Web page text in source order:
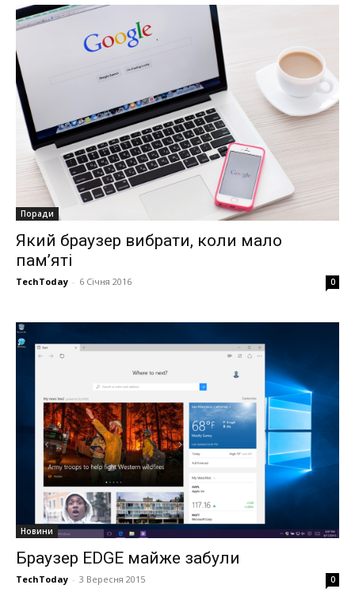
Поради
Який браузер вибрати, коли мало
пам’яті
TechToday - 6 Січня 2016 0
Новини
Браузер EDGE майже забули
TechToday - 3 Вересня 2015 0